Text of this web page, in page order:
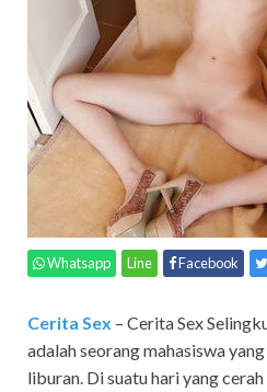
Whatsapp Line Facebook
Cerita Sex – Cerita Sex
adalah seorang mahasiswa
liburan. Di suatu hari yang